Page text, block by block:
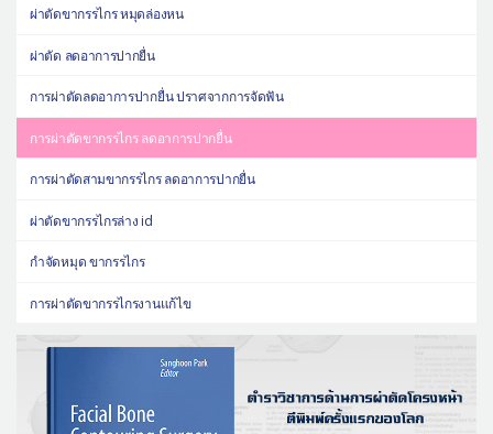
ผ่าตัดขากรรไกร หมุดล่องหน
ผ่าตัด ลดอาการปากยื่น
การผ่าตัดลดอาการปากยื่น ปราศจากการจัดฟัน
การผ่าตัดขากรรไกร ลดอาการปากยื่น
การผ่าตัดสามขากรรไกร ลดอาการปากยื่น
ผ่าตัดขากรรไกรล่าง id
กำจัดหมุด ขากรรไกร
การผ่าตัดขากรรไกรงานแก้ไข